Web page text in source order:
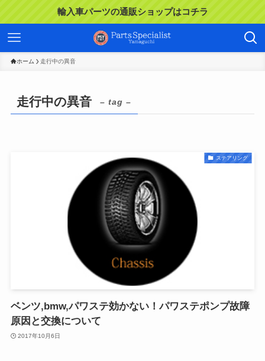
輸入車パーツの通販ショップはコチラ
ホーム 走行中の異音
走行中の異音 – tag –
ステアリング
ベンツ,bmw,パワステ効かない！パワステポンプ故障
原因と交換について
2017年10月6日